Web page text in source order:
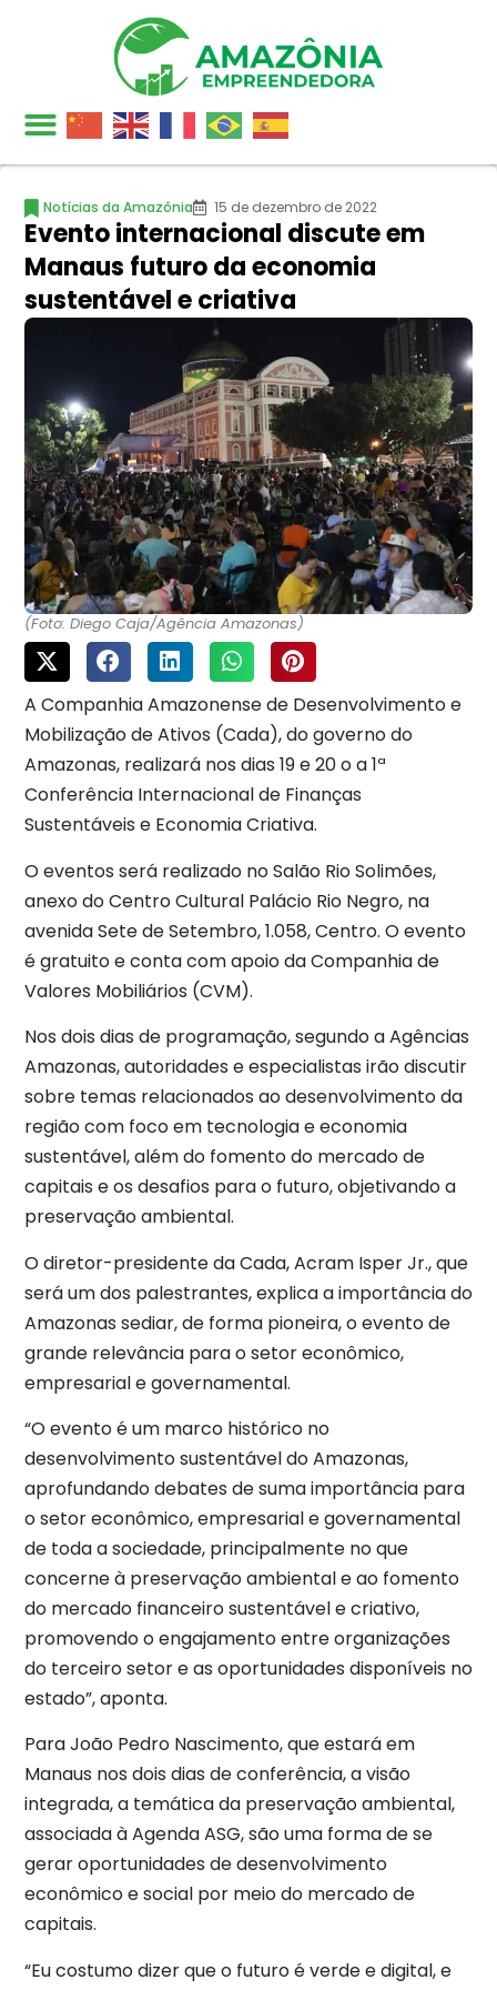
Notícias da Amazônia 15 de dezembro de 2022
Evento internacional discute em
Manaus futuro da economia
sustentável e criativa
(Foto: Diego Caja/Agência Amazonas)
A Companhia Amazonense de Desenvolvimento e
Mobilização de Ativos (Cada), do governo do
Amazonas, realizará nos dias 19 e 20 o a 1ª
Conferência Internacional de Finanças
Sustentáveis e Economia Criativa.
O eventos será realizado no Salão Rio Solimões,
anexo do Centro Cultural Palácio Rio Negro, na
avenida Sete de Setembro, 1.058, Centro. O evento
é gratuito e conta com apoio da Companhia de
Valores Mobiliários (CVM).
Nos dois dias de programação, segundo a Agências
Amazonas, autoridades e especialistas irão discutir
sobre temas relacionados ao desenvolvimento da
região com foco em tecnologia e economia
sustentável, além do fomento do mercado de
capitais e os desafios para o futuro, objetivando a
preservação ambiental.
O diretor-presidente da Cada, Acram Isper Jr., que
será um dos palestrantes, explica a importância do
Amazonas sediar, de forma pioneira, o evento de
grande relevância para o setor econômico,
empresarial e governamental.
“O evento é um marco histórico no
desenvolvimento sustentável do Amazonas,
aprofundando debates de suma importância para
o setor econômico, empresarial e governamental
de toda a sociedade, principalmente no que
concerne à preservação ambiental e ao fomento
do mercado financeiro sustentável e criativo,
promovendo o engajamento entre organizações
do terceiro setor e as oportunidades disponíveis no
estado”, aponta.
Para João Pedro Nascimento, que estará em
Manaus nos dois dias de conferência, a visão
integrada, a temática da preservação ambiental,
associada à Agenda ASG, são uma forma de se
gerar oportunidades de desenvolvimento
econômico e social por meio do mercado de
capitais.
“Eu costumo dizer que o futuro é verde e digital, e